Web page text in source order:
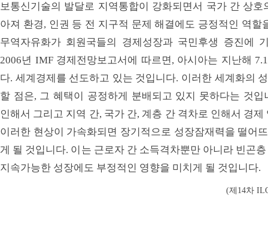
보통신기술의 발달로 지역통합이 강화되면서 국가 간 상
아져 환경, 인권 등 전 지구적 문제 해결에도 긍정적인 역할
무역자유화가 회원국들의 경제성장과 국민후생 증진에
2006년 IMF 경제전망보고서에 따르면, 아시아는 지난해
다. 세계경제를 선도하고 있는 것입니다. 이러한 세계화의
할 점은, 그 혜택이 공정하게 분배되고 있지 못하다는 것
인해서 그리고 지역 간, 국가 간, 계층 간 격차로 인해서 경
이러한 현상이 가속화되면 장기적으로 성장잠재력을 떨어
게 될 것입니다. 이는 근로자 간 소득격차뿐만 아니라 빈곤
지속가능한 성장에도 부정적인 영향을 미치게 될 것입니다.
(제14차